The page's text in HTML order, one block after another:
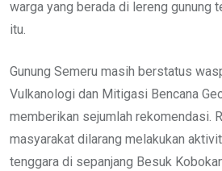
warga yang berada di lereng gunung
itu.
Gunung Semeru masih berstatus
Vulkanologi dan Mitigasi Bencana
memberikan sejumlah rekomendasi.
masyarakat dilarang melakukan
tenggara di sepanjang Besuk